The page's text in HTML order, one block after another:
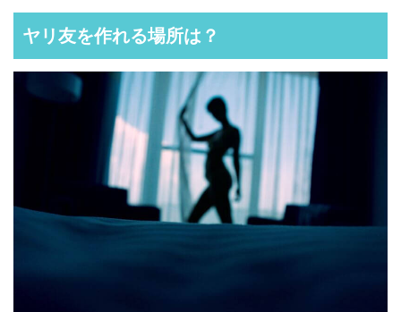
ヤリ友を作れる場所は？